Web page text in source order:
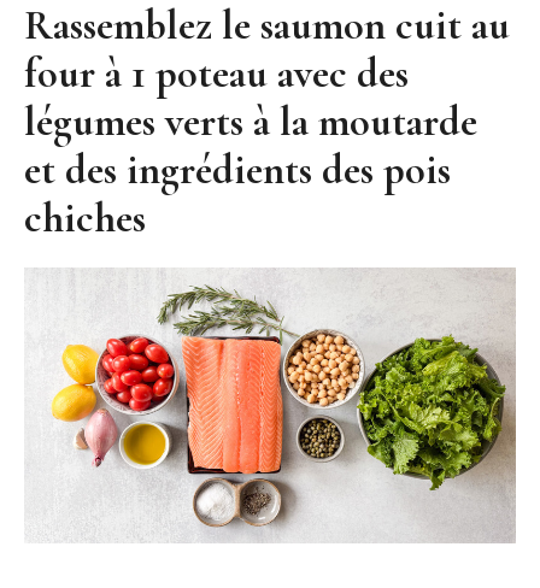
Rassemblez le saumon cuit au
four à 1 poteau avec des
légumes verts à la moutarde
et des ingrédients des pois
chiches